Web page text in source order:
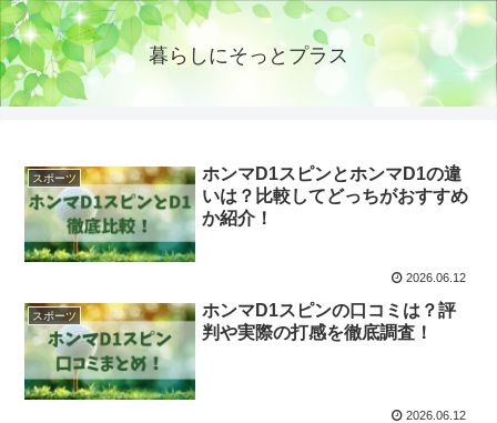
暮らしにそっとプラス
スポーツ
ホンマD1スピンとホンマD1の違
いは？比較してどっちがおすすめ
か紹介！
2026.06.12
スポーツ
ホンマD1スピンの口コミは？評
判や実際の打感を徹底調査！
2026.06.12